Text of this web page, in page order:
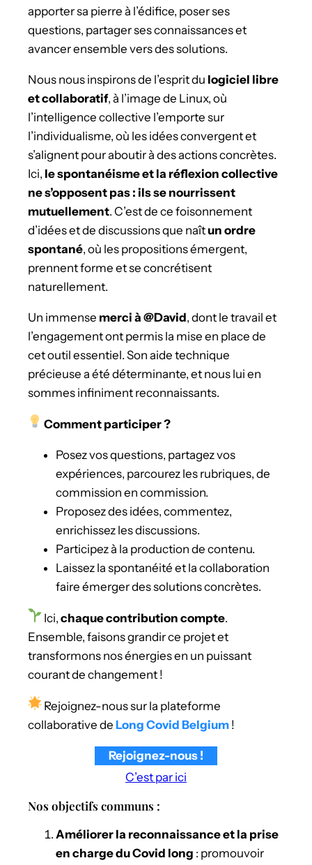
apporter sa pierre à l’édifice, poser ses
questions, partager ses connaissances et
avancer ensemble vers des solutions.
Nous nous inspirons de l’esprit du logiciel libre
et collaboratif, à l’image de Linux, où
l’intelligence collective l’emporte sur
l’individualisme, où les idées convergent et
s’alignent pour aboutir à des actions concrètes.
Ici, le spontanéisme et la réflexion collective
ne s’opposent pas : ils se nourrissent
mutuellement. C’est de ce foisonnement
d’idées et de discussions que naît un ordre
spontané, où les propositions émergent,
prennent forme et se concrétisent
naturellement.
Un immense merci à @David, dont le travail et
l’engagement ont permis la mise en place de
cet outil essentiel. Son aide technique
précieuse a été déterminante, et nous lui en
sommes infiniment reconnaissants.
Comment participer ?
Posez vos questions, partagez vos
expériences, parcourez les rubriques, de
commission en commission.
Proposez des idées, commentez,
enrichissez les discussions.
Participez à la production de contenu.
Laissez la spontanéité et la collaboration
faire émerger des solutions concrètes.
Ici, chaque contribution compte.
Ensemble, faisons grandir ce projet et
transformons nos énergies en un puissant
courant de changement !
Rejoignez-nous sur la plateforme
collaborative de Long Covid Belgium !
Rejoignez-nous !
C’est par ici
Nos objectifs communs :
Améliorer la reconnaissance et la prise
en charge du Covid long : promouvoir